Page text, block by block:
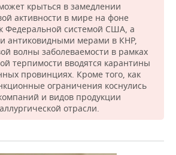
крыться в замедлении
активности в мире на фоне
Федеральной системой США, а
антиковидными мерами в КНР,
волны заболеваемости в рамках
терпимости вводятся карантины
провинциях. Кроме того, как
ограничения коснулись
и видов продукции
отрасли.